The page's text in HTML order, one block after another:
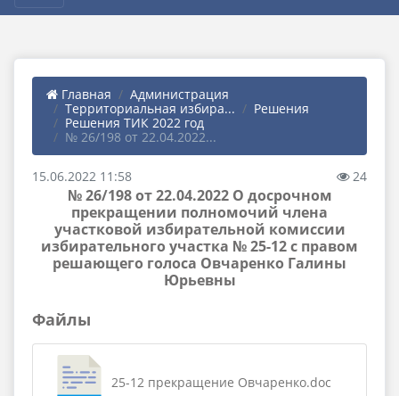
Главная
Администрация
Территориальная избира...
Решения
Решения ТИК 2022 год
№ 26/198 от 22.04.2022...
15.06.2022 11:58 24
№ 26/198 от 22.04.2022 О досрочном
прекращении полномочий члена
участковой избирательной комиссии
избирательного участка № 25-12 с правом
решающего голоса Овчаренко Галины
Юрьевны
Файлы
25-12 прекращение Овчаренко.doc